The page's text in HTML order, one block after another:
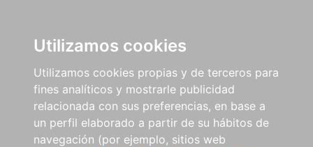
Utilizamos cookies
Utilizamos cookies propias y de terceros para
fines analíticos y mostrarle publicidad
relacionada con sus preferencias, en base a
un perfil elaborado a partir de su hábitos de
navegación (por ejemplo, sitios web